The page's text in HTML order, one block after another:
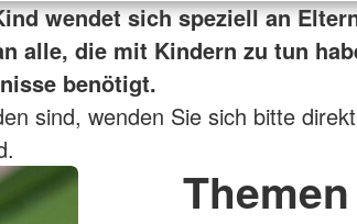
wendet sich speziell an
alle, die mit Kindern zu tun
benötigt.
sind, wenden Sie sich bitte